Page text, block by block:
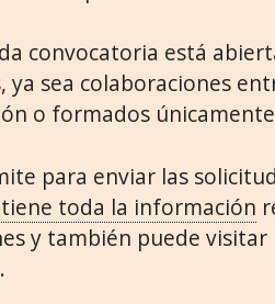
convocatoria está
ya sea colaboraciones
o formados
para enviar las
toda la información
y también puede
.